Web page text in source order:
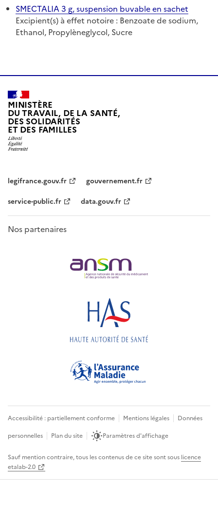
SMECTALIA 3 g, suspension buvable en sachet
Excipient(s) à effet notoire : Benzoate de sodium,
Ethanol, Propylèneglycol, Sucre
MINISTÈRE
DU TRAVAIL, DE LA SANTÉ,
DES SOLIDARITÉS
ET DES FAMILLES
legifrance.gouv.fr
gouvernement.fr
service-public.fr
data.gouv.fr
Nos partenaires
Accessibilité : partiellement conforme Mentions légales
Données
personnelles
Plan du site Paramètres d'affichage
Sauf mention contraire, tous les contenus de ce site sont sous licence
etalab-2.0